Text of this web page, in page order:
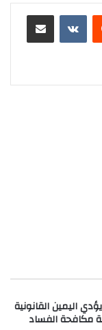
مشاركة عبر البريد
اليمين القانونية
مكافحة الفساد